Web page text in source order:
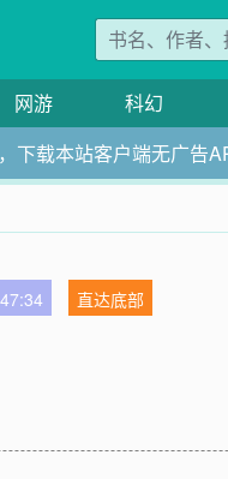
网游 科幻
下载本站客户端无广告
直达底部